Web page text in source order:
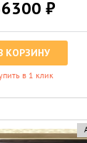
₽
КОРЗИНУ
в 1 клик